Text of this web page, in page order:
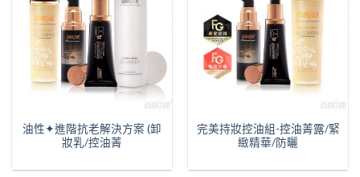
油性✦進階抗老解決方案 (卸
妝乳/控油菁
完美持妝控油組-控油菁露/緊
緻精華/防曬